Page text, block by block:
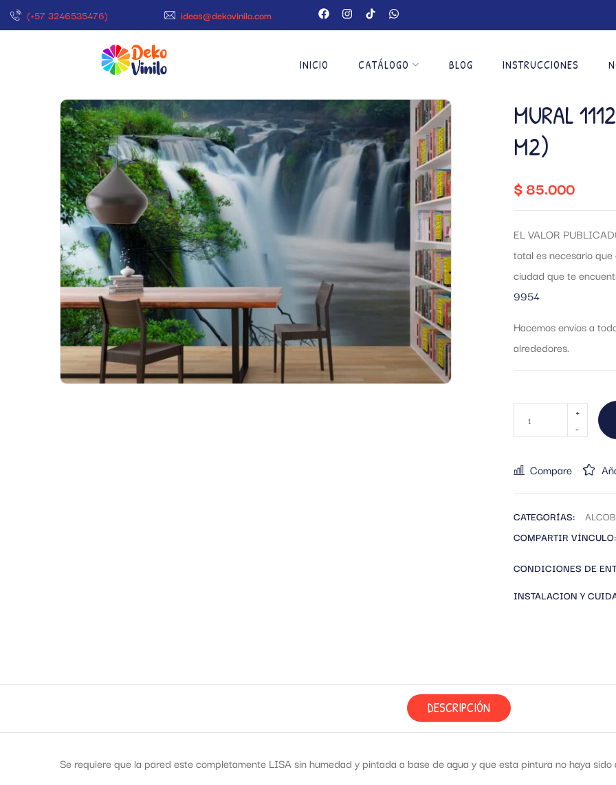
(+57 3246535476) ideas@dekovinilo.com
INICIO CATÁLOGO BLOG INSTRUCCIONES
MURAL
M2)
$85.000
EL VALOR
total es necesario
ciudad que te
9954
Hacemos envíos a
alrededores.
Compare
CATEGORÍAS:
COMPARTIR VÍNCULO:
CONDICIONES DE
INSTALACION Y
DESCRIPCIÓN
Se requiere que la pared este completamente LISA sin humedad y pintada a base de agua y que esta pintura no haya